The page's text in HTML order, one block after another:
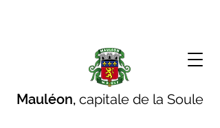
Mauléon, capitale de la Soule